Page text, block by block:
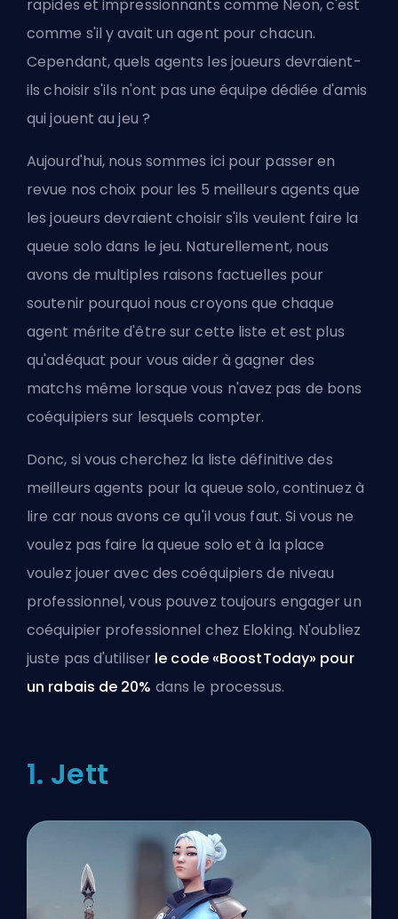
rapides et impressionnants comme Neon, c'est
comme s'il y avait un agent pour chacun.
Cependant, quels agents les joueurs devraient-
ils choisir s'ils n'ont pas une équipe dédiée d'amis
qui jouent au jeu ?
Aujourd'hui, nous sommes ici pour passer en
revue nos choix pour les 5 meilleurs agents que
les joueurs devraient choisir s'ils veulent faire la
queue solo dans le jeu. Naturellement, nous
avons de multiples raisons factuelles pour
soutenir pourquoi nous croyons que chaque
agent mérite d'être sur cette liste et est plus
qu'adéquat pour vous aider à gagner des
matchs même lorsque vous n'avez pas de bons
coéquipiers sur lesquels compter.
Donc, si vous cherchez la liste définitive des
meilleurs agents pour la queue solo, continuez à
lire car nous avons ce qu'il vous faut. Si vous ne
voulez pas faire la queue solo et à la place
voulez jouer avec des coéquipiers de niveau
professionnel, vous pouvez toujours engager un
coéquipier professionnel chez Eloking. N'oubliez
juste pas d'utiliser le code «BoostToday» pour
un rabais de 20% dans le processus.
1. Jett